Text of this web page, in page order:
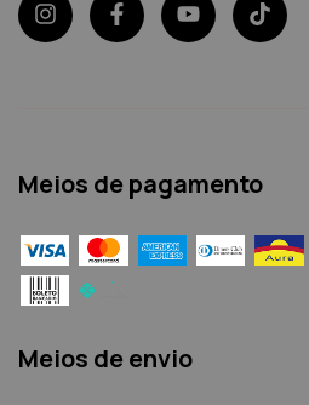
Meios de pagamento
Meios de envio